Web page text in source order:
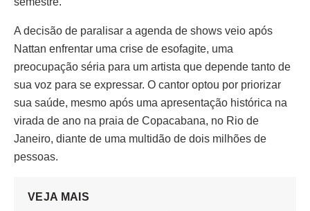
A decisão de paralisar a agenda de shows veio após
Nattan enfrentar uma crise de esofagite, uma
preocupação séria para um artista que depende tanto de
sua voz para se expressar. O cantor optou por priorizar
sua saúde, mesmo após uma apresentação histórica na
virada de ano na praia de Copacabana, no Rio de
Janeiro, diante de uma multidão de dois milhões de
pessoas.
VEJA MAIS